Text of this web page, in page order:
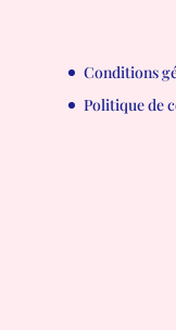
Conditions
Politique de